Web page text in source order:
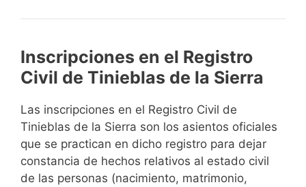
Inscripciones en el Registro
Civil de Tinieblas de la Sierra
Las inscripciones en el Registro Civil de
Tinieblas de la Sierra son los asientos oficiales
que se practican en dicho registro para dejar
constancia de hechos relativos al estado civil
de las personas (nacimiento, matrimonio,